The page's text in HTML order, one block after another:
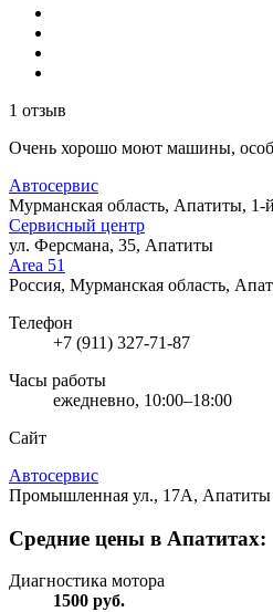
1 отзыв
Очень хорошо моют машины,
Автосервис
Мурманская область, Апатиты, 1-
Сервисный центр
ул. Ферсмана, 35, Апатиты
Area 51
Россия, Мурманская область,
Телефон
+7 (911) 327-71-87
Часы работы
ежедневно, 10:00–18:00
Сайт
Автосервис
Промышленная ул., 17А, Апатиты
Средние цены в Апатитах:
Диагностика мотора
1500 руб.